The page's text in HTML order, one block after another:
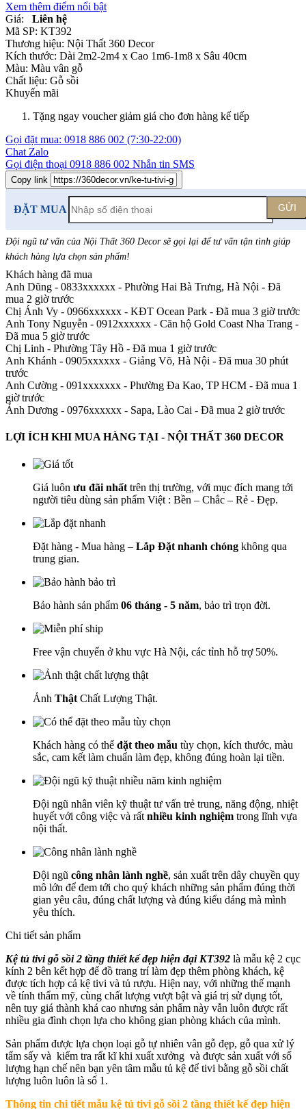
Xem thêm điểm nổi bật
Giá:
Liên hệ
Mã SP: KT392
Thương hiệu: Nội Thất 360 Decor
Kích thước: Dài 2m2-2m4 x Cao 1m6-1m8 x Sâu 40cm
Màu: Màu vân gỗ
Chất liệu: Gỗ sồi
Khuyến mãi
Tặng ngay voucher giảm giá cho đơn hàng kế tiếp
Gọi đặt mua: 0918 886 002 (7:30-22:00)
Chat Zalo
Gọi điện thoại 0918 886 002 Nhắn tin SMS
Copy link
ĐẶT MUA GỬI
Đội ngũ tư vấn của Nội Thất 360 Decor sẽ gọi lại để tư vấn tận tình giúp
khách hàng lựa chọn sản phẩm!
Khách hàng đã mua
Anh Dũng - 0833xxxxxx - Phường Hai Bà Trưng, Hà Nội - Đã
mua 2 giờ trước
Chị Ánh Vy - 0966xxxxxx - KĐT Ocean Park - Đã mua 3 giờ trước
Anh Tony Nguyễn - 0912xxxxxx - Căn hộ Gold Coast Nha Trang -
Đã mua 5 giờ trước
Chị Linh - Phường Tây Hồ - Đã mua 1 giờ trước
Anh Khánh - 0905xxxxxx - Giảng Võ, Hà Nội - Đã mua 30 phút
trước
Anh Cường - 091xxxxxxx - Phường Đa Kao, TP HCM - Đã mua 1
giờ trước
Ánh Dương - 0976xxxxxx - Sapa, Lào Cai - Đã mua 2 giờ trước
LỢI ÍCH KHI MUA HÀNG TẠI - NỘI THẤT 360 DECOR
Giá luôn ưu đãi nhất trên thị trường, với mục đích mang tới
người tiêu dùng sản phẩm Việt : Bền – Chắc – Rẻ - Đẹp.
Đặt hàng - Mua hàng – Lắp Đặt nhanh chóng không qua
trung gian.
Bảo hành sản phẩm 06 tháng - 5 năm, bảo trì trọn đời.
Free vận chuyển ở khu vực Hà Nội, các tỉnh hỗ trợ 50%.
Ảnh Thật Chất Lượng Thật.
Khách hàng có thể đặt theo mẫu tùy chọn, kích thước, màu
sắc, cam kết làm chuẩn làm đẹp, không đúng hoàn lại tiền.
Đội ngũ nhân viên kỹ thuật tư vấn trẻ trung, năng động, nhiệt
huyết với công việc và rất nhiều kinh nghiệm trong lĩnh vựa
nội thất.
Đội ngũ công nhân lành nghề, sản xuất trên dây chuyền quy
mô lớn để đem tới cho quý khách những sản phẩm đúng thời
gian yêu câu, đúng chất lượng và đúng kiểu dáng mà mình
yêu thích.
Chi tiết sản phẩm
Kệ tủ tivi gỗ sồi 2 tầng thiết kế đẹp hiện đại KT392 là mẫu kệ 2 cục
kính 2 bên kết hợp để đồ trang trí làm đẹp thêm phòng khách, kệ
được tích hợp cả kệ tivi và tủ rượu. Hiện nay, với những thế mạnh
về tính thẩm mỹ, cùng chất lượng vượt bật và giá trị sử dụng tốt,
nên tuy giá thành khá cao nhưng sản phẩm này vẫn luôn được rất
nhiều gia đình chọn lựa cho không gian phòng khách của mình.
Sản phẩm được lựa chọn loại gỗ tự nhiên vân gỗ đẹp, gỗ qua xử lý
tẩm sấy và kiểm tra rất kĩ khi xuất xưởng và được sản xuất với số
lượng hạn chế nên bạn yên tâm mẫu tủ kệ để tivi bằng gỗ sồi chất
lượng luôn luôn là số 1.
Thông tin chi tiết mẫu kệ tủ tivi gỗ sồi 2 tầng thiết kế đẹp hiện